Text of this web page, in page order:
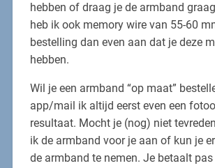
hebben of draag je de armband
heb ik ook memory wire van 55-60
bestelling dan even aan dat je deze
hebben.
Wil je een armband “op maat”
app/mail ik altijd eerst even een
resultaat. Mocht je (nog) niet
ik de armband voor je aan of kun je
de armband te nemen. Je betaalt